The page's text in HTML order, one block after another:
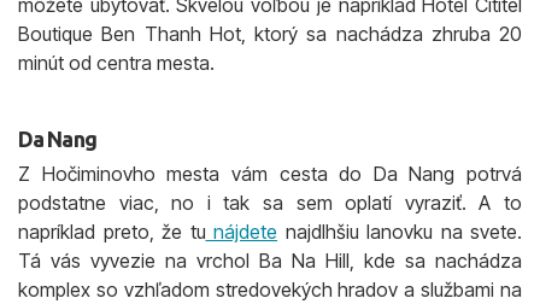
môžete ubytovať. Skvelou voľbou je napríklad Hotel Cititel
Boutique Ben Thanh Hot, ktorý sa nachádza zhruba 20
minút od centra mesta.
Da Nang
Z Hočiminovho mesta vám cesta do Da Nang potrvá
podstatne viac, no i tak sa sem oplatí vyraziť. A to
napríklad preto, že tu nájdete najdlhšiu lanovku na svete.
Tá vás vyvezie na vrchol Ba Na Hill, kde sa nachádza
komplex so vzhľadom stredovekých hradov a službami na